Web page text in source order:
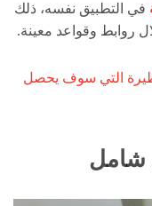
في التطبيق نفسه، ذلك
وقواعد معينة.
التي سوف يحصل
شامل